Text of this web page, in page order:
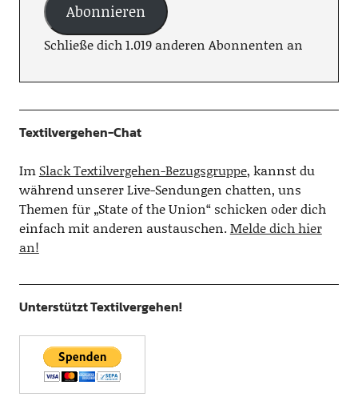
Abonnieren
Schließe dich 1.019 anderen Abonnenten an
Textilvergehen-Chat
Im Slack Textilvergehen-Bezugsgruppe, kannst du
während unserer Live-Sendungen chatten, uns
Themen für „State of the Union“ schicken oder dich
einfach mit anderen austauschen.Melde dich hier
an!
Unterstützt Textilvergehen!